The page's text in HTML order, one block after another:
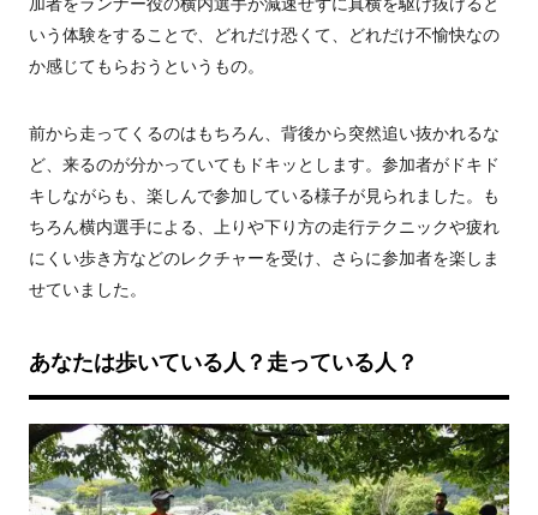
加者をランナー役の横内選手が減速せずに真横を駆け抜けると
いう体験をすることで、どれだけ恐くて、どれだけ不愉快なの
か感じてもらおうというもの。
前から走ってくるのはもちろん、背後から突然追い抜かれるな
ど、来るのが分かっていてもドキッとします。参加者がドキド
キしながらも、楽しんで参加している様子が見られました。も
ちろん横内選手による、上りや下り方の走行テクニックや疲れ
にくい歩き方などのレクチャーを受け、さらに参加者を楽しま
せていました。
あなたは歩いている人？走っている人？